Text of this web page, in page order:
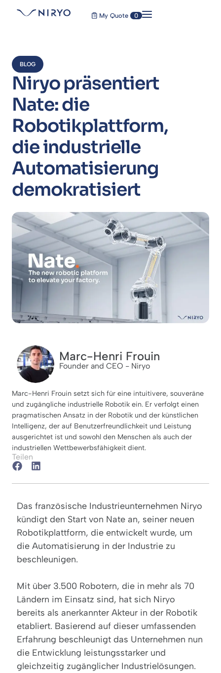
My Quote 0
BLOG
Niryo präsentiert
Nate: die
Robotikplattform,
die industrielle
Automatisierung
demokratisiert
Marc-Henri Frouin
Founder and CEO - Niryo
Marc-Henri Frouin setzt sich für eine intuitivere, souveräne
und zugängliche industrielle Robotik ein. Er verfolgt einen
pragmatischen Ansatz in der Robotik und der künstlichen
Intelligenz, der auf Benutzerfreundlichkeit und Leistung
ausgerichtet ist und sowohl den Menschen als auch der
industriellen Wettbewerbsfähigkeit dient.
Teilen
Das französische Industrieunternehmen Niryo
kündigt den Start von Nate an, seiner neuen
Robotikplattform, die entwickelt wurde, um
die Automatisierung in der Industrie zu
beschleunigen.
Mit über 3.500 Robotern, die in mehr als 70
Ländern im Einsatz sind, hat sich Niryo
bereits als anerkannter Akteur in der Robotik
etabliert. Basierend auf dieser umfassenden
Erfahrung beschleunigt das Unternehmen nun
die Entwicklung leistungsstarker und
gleichzeitig zugänglicher Industrielösungen.